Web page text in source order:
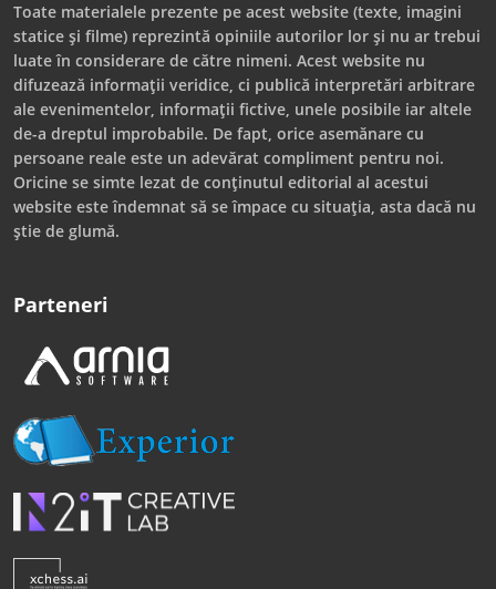
Toate materialele prezente pe acest website (texte, imagini
statice și filme) reprezintă opiniile autorilor lor și nu ar trebui
luate în considerare de către nimeni. Acest website nu
difuzează informații veridice, ci publică interpretări arbitrare
ale evenimentelor, informații fictive, unele posibile iar altele
de-a dreptul improbabile. De fapt, orice asemănare cu
persoane reale este un adevărat compliment pentru noi.
Oricine se simte lezat de conținutul editorial al acestui
website este îndemnat să se împace cu situația, asta dacă nu
știe de glumă.
Parteneri